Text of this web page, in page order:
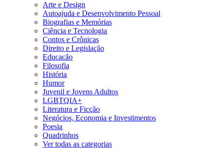
Arte e Design
Autoajuda e Desenvolvimento Pessoal
Biografias e Memórias
Ciência e Tecnologia
Contos e Crônicas
Direito e Legislação
Educação
Filosofia
História
Humor
Juvenil e Jovens Adultos
LGBTQIA+
Literatura e Ficção
Negócios, Economia e Investimentos
Poesia
Quadrinhos
Ver todas as categorias